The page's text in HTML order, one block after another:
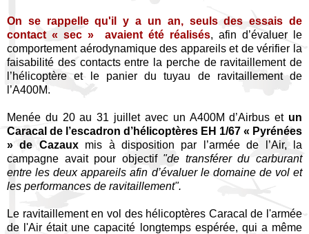
On se rappelle qu'il y a un an, seuls des essais de
contact « sec » avaient été réalisés, afin d’évaluer le
comportement aérodynamique des appareils et de vérifier la
faisabilité des contacts entre la perche de ravitaillement de
l’hélicoptère et le panier du tuyau de ravitaillement de
l’A400M.
Menée du 20 au 31 juillet avec un A400M d’Airbus et un
Caracal de l’escadron d’hélicoptères EH 1/67 « Pyrénées
» de Cazauxmis à disposition par l’armée de l’Air, la
campagne avait pour objectif "de transférer du carburant
entre les deux appareils afin d’évaluer le domaine de vol et
les performances de ravitaillement".
Le ravitaillement en vol des hélicoptères Caracal de l'armée
de l'Air était une capacité longtemps espérée, qui a même